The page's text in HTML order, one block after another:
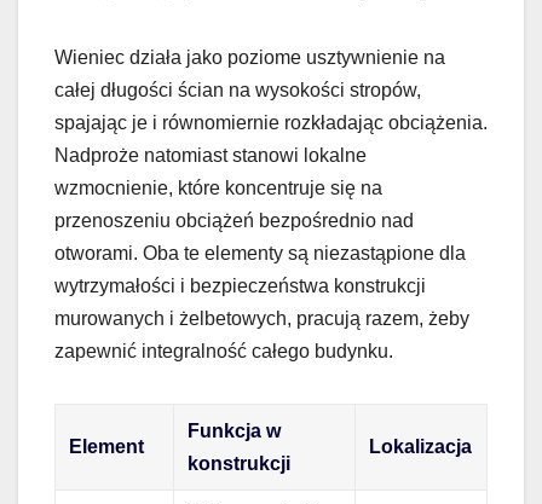
Wieniec działa jako poziome usztywnienie na
całej długości ścian na wysokości stropów,
spajając je i równomiernie rozkładając obciążenia.
Nadproże natomiast stanowi lokalne
wzmocnienie, które koncentruje się na
przenoszeniu obciążeń bezpośrednio nad
otworami. Oba te elementy są niezastąpione dla
wytrzymałości i bezpieczeństwa konstrukcji
murowanych i żelbetowych, pracują razem, żeby
zapewnić integralność całego budynku.
Element
Funkcja w
konstrukcji
Lokalizacja